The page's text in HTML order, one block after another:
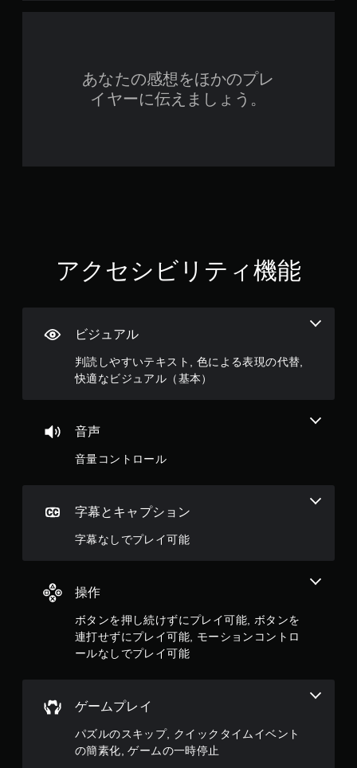
あなたの感想をほかのプレ
イヤーに伝えましょう。
アクセシビリティ機能
ビジュアル
判読しやすいテキスト, 色による表現の代替,
快適なビジュアル（基本）
イ
。
音声
音量コントロール
字幕とキャプション
字幕なしでプレイ可能
操作
ボタンを押し続けずにプレイ可能, ボタンを
連打せずにプレイ可能, モーションコントロ
ールなしでプレイ可能
ン
を
使
わ
き
ま
ゲームプレイ
パズルのスキップ, クイックタイムイベント
の簡素化, ゲームの一時停止
オ
プ
レ
イ